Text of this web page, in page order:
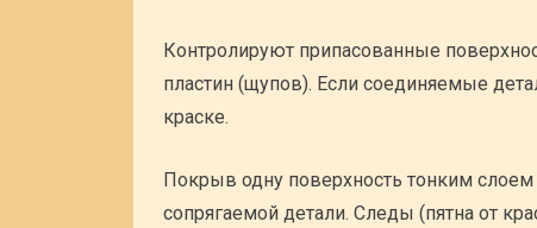
Контролируют припасованные
пластин (щупов). Если соединяемые
краске.
Покрыв одну поверхность тонким
сопрягаемой детали. Следы (пятна от